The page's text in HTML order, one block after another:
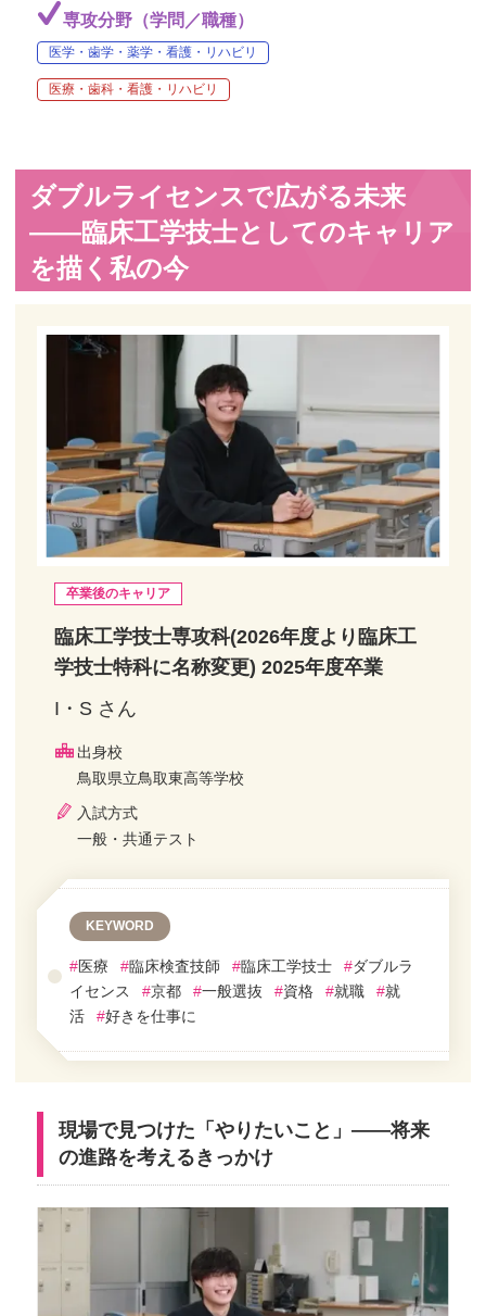
専攻分野（学問／職種）
医学・歯学・薬学・看護・リハビリ
医療・歯科・看護・リハビリ
ダブルライセンスで広がる未来
——臨床工学技士としてのキャリア
を描く私の今
卒業後のキャリア
臨床工学技士専攻科(2026年度より臨床工
学技士特科に名称変更) 2025年度卒業
I・S さん
出身校
鳥取県立鳥取東高等学校
入試方式
一般・共通テスト
KEYWORD
#医療 #臨床検査技師 #臨床工学技士 #ダブルラ
イセンス
#京都 #一般選抜 #資格 #就職 #就
活
#好きを仕事に
現場で見つけた「やりたいこと」——将来
の進路を考えるきっかけ